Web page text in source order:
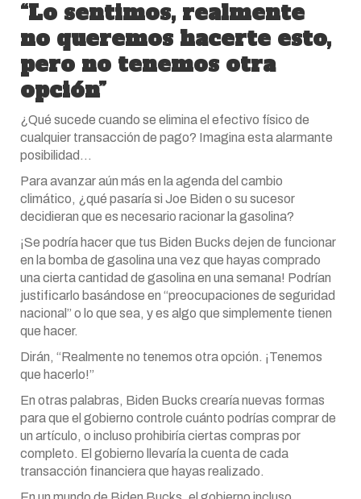
“Lo sentimos, realmente
no queremos hacerte esto,
pero no tenemos otra
opción”
¿Qué sucede cuando se elimina el efectivo físico de
cualquier transacción de pago? Imagina esta alarmante
posibilidad…
Para avanzar aún más en la agenda del cambio
climático, ¿qué pasaría si Joe Biden o su sucesor
decidieran que es necesario racionar la gasolina?
¡Se podría hacer que tus Biden Bucks dejen de funcionar
en la bomba de gasolina una vez que hayas comprado
una cierta cantidad de gasolina en una semana! Podrían
justificarlo basándose en “preocupaciones de seguridad
nacional” o lo que sea, y es algo que simplemente tienen
que hacer.
Dirán, “Realmente no tenemos otra opción. ¡Tenemos
que hacerlo!”
En otras palabras, Biden Bucks crearía nuevas formas
para que el gobierno controle cuánto podrías comprar de
un artículo, o incluso prohibiría ciertas compras por
completo. El gobierno llevaría la cuenta de cada
transacción financiera que hayas realizado.